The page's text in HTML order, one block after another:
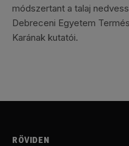
módszertant a talaj
Debreceni Egyetem
Karának kutatói.
RÖVIDEN